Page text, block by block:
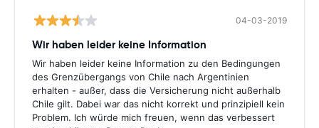
04-03-2019
Wir haben leider keine Information
Wir haben leider keine Information zu den Bedingungen
des Grenzübergangs von Chile nach Argentinien
erhalten - außer, dass die Versicherung nicht außerhalb
Chile gilt. Dabei war das nicht korrekt und prinzipiell kein
Problem. Ich würde mich freuen, wenn das verbessert